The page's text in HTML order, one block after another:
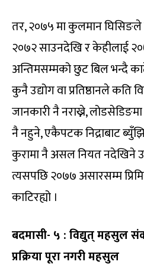
तर, २०७५ मा कुलमान
२०७२ साउनदेखि र केहीलाई
अन्तिमसम्मको छुट बिल भन्दै
कुनै उद्योग वा प्रतिष्ठानले कति
जानकारी नै नराख्ने,
नै नहुने, एकैपटक निद्राबाट
कुरामा नै असल नियत नदेखिने
त्यसपछि २०७७ असारसम्म
काटिरह्यो ।
बदमासी- ५ : विद्युत् महसुल
प्रक्रिया पूरा नगरी महसुल